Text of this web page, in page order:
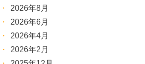
2026年8月
2026年6月
2026年4月
2026年2月